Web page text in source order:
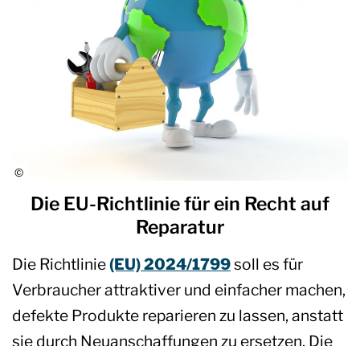
Die EU-Richtlinie für ein Recht auf
Reparatur
Die Richtlinie(EU) 2024/1799soll es für
Verbraucher attraktiver und einfacher machen,
defekte Produkte reparieren zu lassen, anstatt
sie durch Neuanschaffungen zu ersetzen. Die